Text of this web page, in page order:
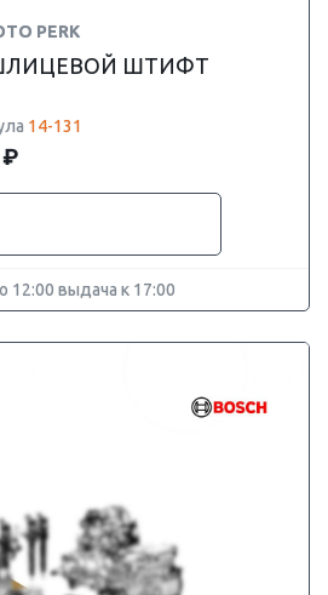
PERK
ШТИФТ
14-131
₽
12:00 выдача к 17:00